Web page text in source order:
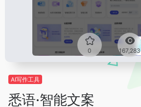
0 167,283
AI写作工具
悉语·智能文案